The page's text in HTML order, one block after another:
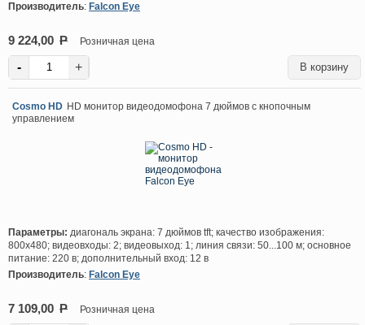
Производитель: Falcon Eye
9 224,00 P Розничная цена
- +
Cosmo HD HD монитор видеодомофона 7 дюймов с кнопочным
управлением
Параметры: диагональ экрана: 7 дюймов tft; качество изображения:
800х480; видеовходы: 2; видеовыход: 1; линия связи: 50...100 м; основное
питание: 220 в; дополнительный вход: 12 в
Производитель: Falcon Eye
7 109,00 P Розничная цена